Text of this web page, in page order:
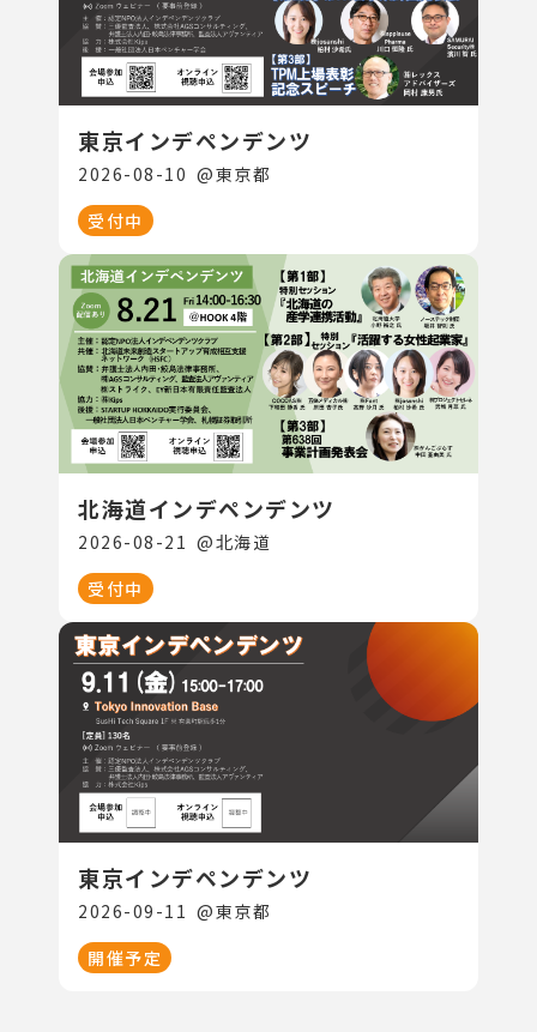
東京インデペンデンツ
2026-08-10 @東京都
受付中
北海道インデペンデンツ
2026-08-21 @北海道
受付中
東京インデペンデンツ
2026-09-11 @東京都
開催予定